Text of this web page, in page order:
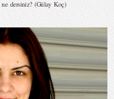
dersiniz? (Gülay Koç)